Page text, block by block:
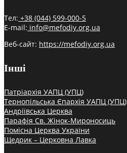
Тел: +38 (044) 599-000-5
E-mail: info@mefodiy.org.ua
Веб-сайт: https://mefodiy.org.ua
Інші
Патріархія УАПЦ (УПЦ)
Тернопільська Єпархія УАПЦ (УПЦ)
Андріївська Церква
Парафія Св. Жінок-Мироносиць
Помісна Церква України
Щедрик – Церковна Лавка